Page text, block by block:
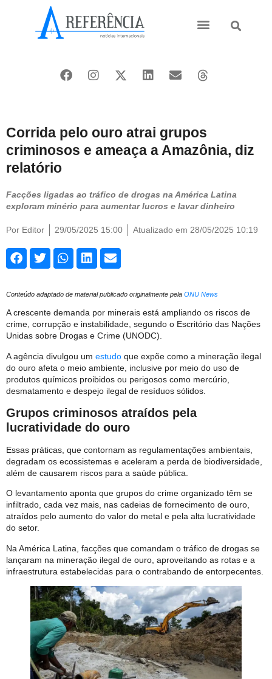
Corrida pelo ouro atrai grupos
criminosos e ameaça a Amazônia, diz
relatório
Facções ligadas ao tráfico de drogas na América Latina
exploram minério para aumentar lucros e lavar dinheiro
Por Editor 29/05/2025 15:00 Atualizado em 28/05/2025 10:19
Conteúdo adaptado de material publicado originalmente pela ONU News
A crescente demanda por minerais está ampliando os riscos de
crime, corrupção e instabilidade, segundo o Escritório das Nações
Unidas sobre Drogas e Crime (UNODC).
A agência divulgou um estudo que expõe como a mineração ilegal
do ouro afeta o meio ambiente, inclusive por meio do uso de
produtos químicos proibidos ou perigosos como mercúrio,
desmatamento e despejo ilegal de resíduos sólidos.
Grupos criminosos atraídos pela
lucratividade do ouro
Essas práticas, que contornam as regulamentações ambientais,
degradam os ecossistemas e aceleram a perda de biodiversidade,
além de causarem riscos para a saúde pública.
O levantamento aponta que grupos do crime organizado têm se
infiltrado, cada vez mais, nas cadeias de fornecimento de ouro,
atraídos pelo aumento do valor do metal e pela alta lucratividade
do setor.
Na América Latina, facções que comandam o tráfico de drogas se
lançaram na mineração ilegal de ouro, aproveitando as rotas e a
infraestrutura estabelecidas para o contrabando de entorpecentes.